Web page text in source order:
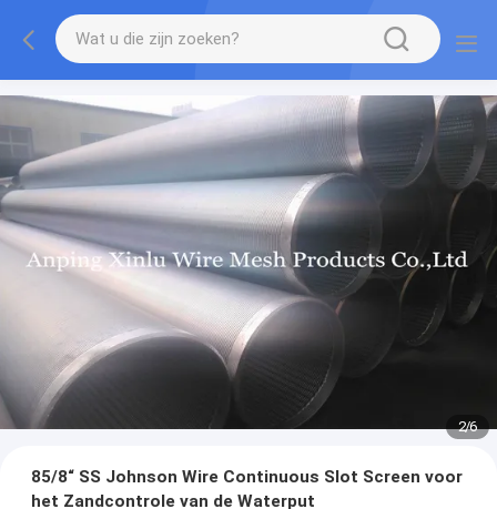
2/6
85/8“ SS Johnson Wire Continuous Slot Screen voor
het Zandcontrole van de Waterput